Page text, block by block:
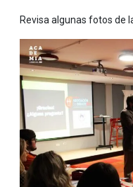
Revisa algunas fotos de